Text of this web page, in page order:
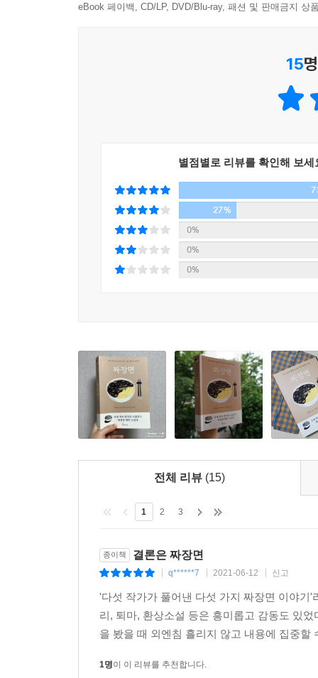
민영은 뭔가 평소와 다른 날, 아무것도 예상대
eBook 페이백, CD/LP, DVD/Blu-ray, 패션 및 판매금지 상
15
별점별로 리뷰를 확인해 보세
27%
0%
0%
0%
전체 리뷰 (15)
1 2 3
종이책 결론은 짜장면
q******7 2021-06-12 신고
'다섯 작가가 풀어낸 다섯 가지 짜장면 이야기
리, 퇴마, 환상소설 등은 흥미롭고 감동도 있
을 봤을 때 외엔침 흘리지 않고 내용에 집중
1명이 이 리뷰를 추천합니다.